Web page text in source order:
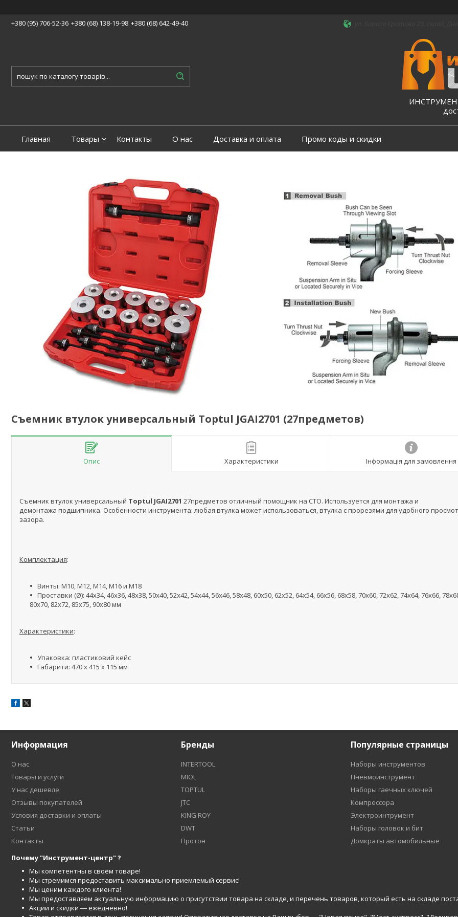
+380 (95) 706-52-36 +380 (68) 138-19-98 +380 (68) 642-49-40
Главная Товары Контакты О нас Доставка и оплата Промо коды и скидки
Съемник втулок универсальный Toptul JGAI2701 (27предметов)
Опис Характеристики Інформація для замовлення
Съемник втулок универсальный Toptul JGAI2701 27предметов отличный помощник на СТО. Используется для монтажа и
демонтажа подшипника. Особенности инструмента: любая втулка может использоваться, втулка с прорезями для удобного
зазора.
Комплектация:
Винты: M10, M12, M14, M16 и M18
Проставки (Ø): 44x34, 46x36, 48x38, 50x40, 52x42, 54x44, 56x46, 58x48, 60x50, 62x52, 64x54, 66x56, 68x58, 70x60, 72x62, 74x64, 76x66,
80x70, 82x72, 85x75, 90x80 мм
Характеристики:
Упаковка: пластиковий кейс
Габарити: 470 x 415 x 115 мм
Информация
О нас
Товары и услуги
У нас дешевле
Отзывы покупателей
Условия доставки и оплаты
Статьи
Контакты
Бренды
INTERTOOL
MIOL
TOPTUL
JTC
KING ROY
DWT
Протон
Популярные страницы
Наборы инструментов
Пневмоинструмент
Наборы гаечных ключей
Компрессора
Электроинтрумент
Наборы головок и бит
Домкраты автомобильные
Почему "Инструмент-центр" ?
Мы компетентны в своём товаре!
Мы стремимся предоставить максимально приемлемый сервис!
Мы ценим каждого клиента!
Мы предоставляем актуальную информацию о присутствии товара на складе, и перечень товаров, который есть на складе
Акции и скидки ― ежедневно!